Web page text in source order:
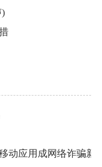
)
动应用成网络诈骗新